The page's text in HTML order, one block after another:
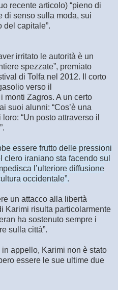
recente articolo) “pieno di
di senso sulla moda, sui
del capitale”.
irritato le autorità è un
spezzate”, premiato
di Tolfa nel 2012. Il corto
verso il
monti Zagros. A un certo
suoi alunni: “Cos’è una
“Un posto attraverso il
essere frutto delle pressioni
clero iraniano sta facendo sul
l’ulteriore diffusione
occidentale”.
un attacco alla libertà
Karimi risulta particolarmente
ha sostenuto sempre i
sulla città”.
in appello, Karimi non è stato
essere le sue ultime due